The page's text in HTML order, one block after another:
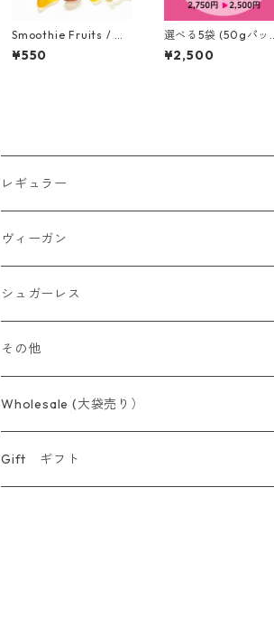
Smoothie Fruits / ス
ムージー・フルーツ
（ヴィーガン）(50g)
¥550
選べる5袋 (50gパッ
ク)でお買い得！お好
きなグミを備考欄に記
¥2,500
レギュラー
ヴィーガン
シュガーレス
その他
Wholesale (大袋売り）
Gift ギフト